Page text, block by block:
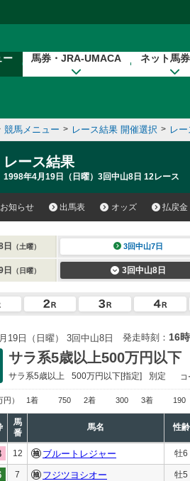
ー 馬券・JRA-UMACA ネット馬
競馬メニュー > レース結果 開催選択 > レ
レース結果
1998年4月19日（日曜）3回中山8日 12レース
知らせ 出馬表 オッズ 払戻金
日 （土曜） 3回中山7日
日 （日曜） 3回中山8日
19日（日曜） 3回中山8日 発走時刻： 16
サラ系5歳以上500万円以下
サラ系5歳以上 500万円以下[指定] 別定
円） 1着 750 2着 300 3着 190
馬
番
馬名 性齢
12 ブルートレジャー 牡6
7 フジツヨシオー 牡5